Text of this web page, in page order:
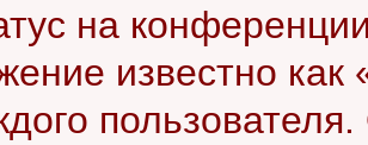
на
известно